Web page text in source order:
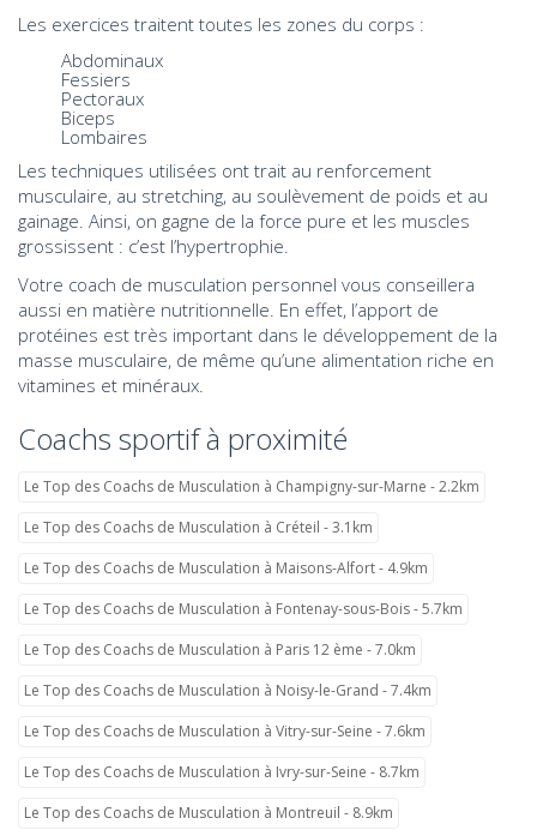
Les exercices traitent toutes les zones du corps :
Abdominaux
Fessiers
Pectoraux
Biceps
Lombaires
Les techniques utilisées ont trait au renforcement
musculaire, au stretching, au soulèvement de poids et au
gainage. Ainsi, on gagne de la force pure et les muscles
grossissent : c’est l’hypertrophie.
Votre coach de musculation personnel vous conseillera
aussi en matière nutritionnelle. En effet, l’apport de
protéines est très important dans le développement de la
masse musculaire, de même qu’une alimentation riche en
vitamines et minéraux.
Coachs sportif à proximité
Le Top des Coachs de Musculation à Champigny-sur-Marne - 2.2km
Le Top des Coachs de Musculation à Créteil - 3.1km
Le Top des Coachs de Musculation à Maisons-Alfort - 4.9km
Le Top des Coachs de Musculation à Fontenay-sous-Bois - 5.7km
Le Top des Coachs de Musculation à Paris 12 ème - 7.0km
Le Top des Coachs de Musculation à Noisy-le-Grand - 7.4km
Le Top des Coachs de Musculation à Vitry-sur-Seine - 7.6km
Le Top des Coachs de Musculation à Ivry-sur-Seine - 8.7km
Le Top des Coachs de Musculation à Montreuil - 8.9km